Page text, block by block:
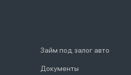
Займ под залог авто
Документы